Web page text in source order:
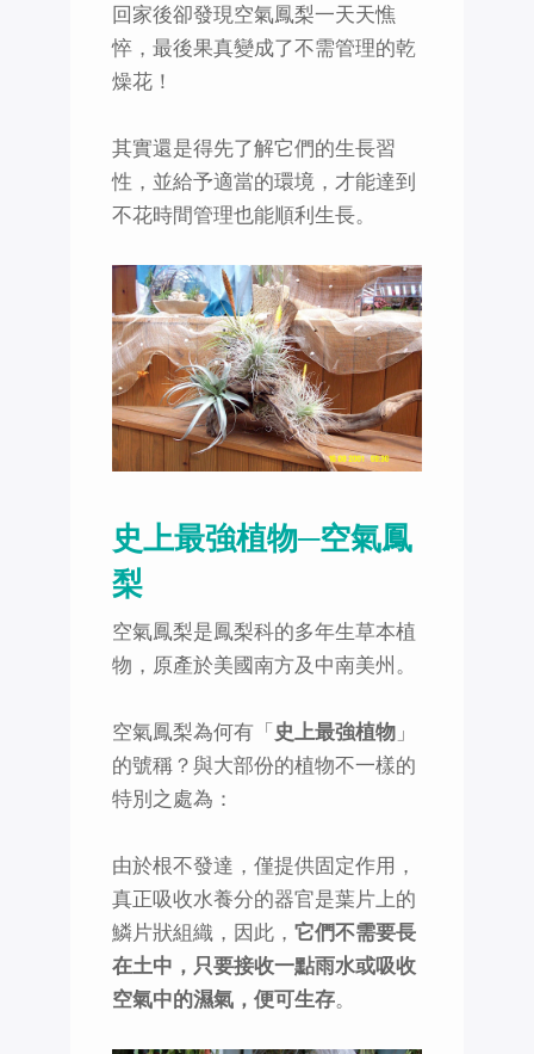
回家後卻發現空氣鳳梨一天天憔
悴，最後果真變成了不需管理的乾
燥花！
其實還是得先了解它們的生長習
性，並給予適當的環境，才能達到
不花時間管理也能順利生長。
史上最強植物─空氣鳳
梨
空氣鳳梨是鳳梨科的多年生草本植
物，原產於美國南方及中南美州。
空氣鳳梨為何有「史上最強植物 」
的號稱？與大部份的植物不一樣的
特別之處為：
由於根不發達，僅提供固定作用，
真正吸收水養分的器官是葉片上的
鱗片狀組織，因此， 它們不需要長
在土中，只要接收一點雨水或吸收
空氣中的濕氣，便可生存。